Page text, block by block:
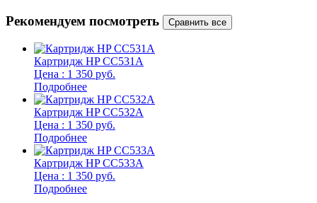
Рекомендуем посмотреть
Картридж HP CC531A
Цена : 1 350 руб.
Подробнее
Картридж HP CC532A
Цена : 1 350 руб.
Подробнее
Картридж HP CC533A
Цена : 1 350 руб.
Подробнее